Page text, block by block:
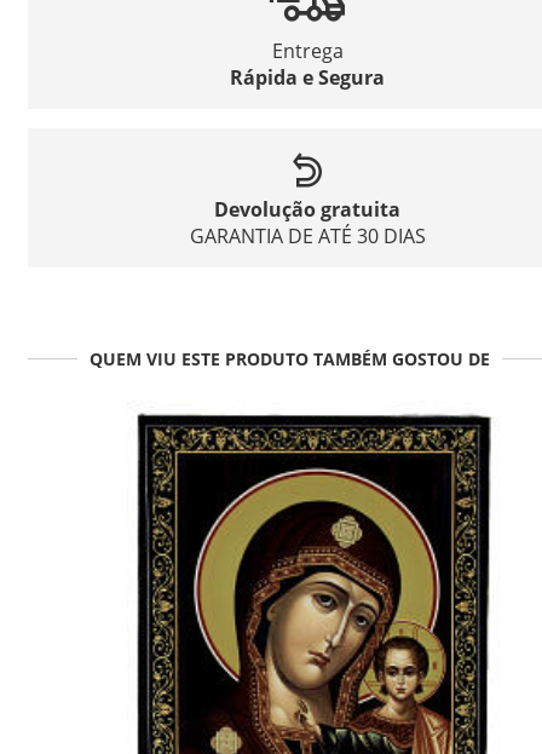
Entrega
Rápida e Segura
Devolução gratuita
GARANTIA DE ATÉ 30 DIAS
QUEM VIU ESTE PRODUTO TAMBÉM GOSTOU DE